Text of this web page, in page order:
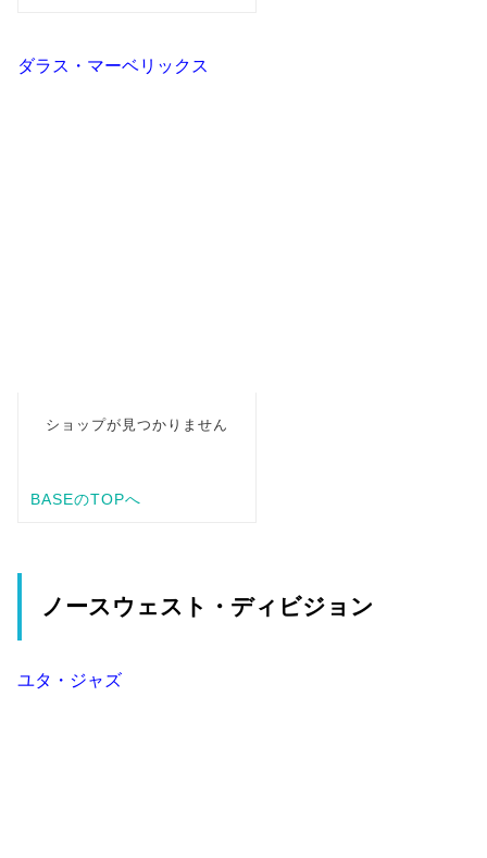
ダラス・マーベリックス
ノースウェスト・ディビジョン
ユタ・ジャズ